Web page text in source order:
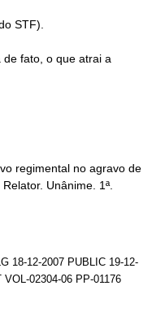
regimental no agravo de
Unânime. 1ª.
18-12-2007 PUBLIC 19-12-
02304-06 PP-01176